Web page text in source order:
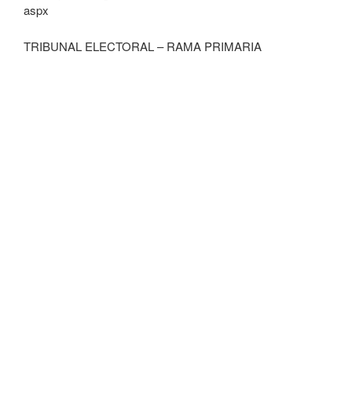
aspx
TRIBUNAL ELECTORAL – RAMA PRIMARIA